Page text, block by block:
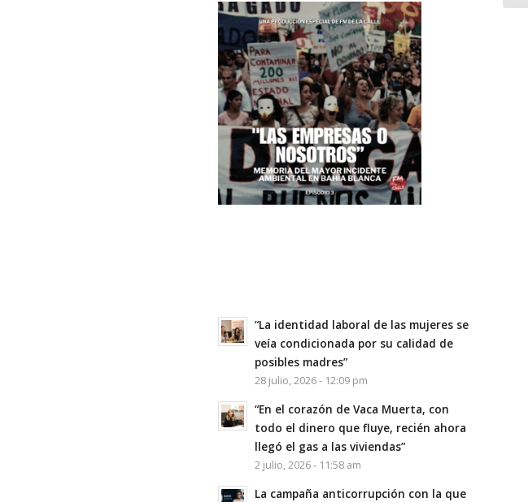
“La identidad laboral de las mujeres se
veía condicionada por su calidad de
posibles madres”
28 julio, 2026 - 12:09 pm
“En el corazón de Vaca Muerta, con
todo el dinero que fluye, recién ahora
llegó el gas a las viviendas”
2 julio, 2026 - 11:58 am
La campaña anticorrupción con la que